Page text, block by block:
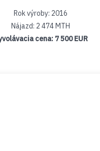
Rok výroby: 2016
Nájazd: 2 474 MTH
cena: 7 500 EUR